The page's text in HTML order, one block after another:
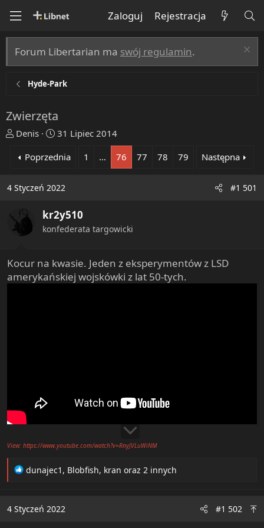
Zaloguj Rejestracja
Forum Libertarian ma swój regulamin.
Hyde-Park
Zwierzęta
T
r
a
d
t
a
e
r
Denis
R
z
o
c
ę
t
31 Lipiec 2014
Poprzednia
1 … 76 77 78 79 Następna
4 Styczeń 2022 #1 501
kr2y510
konfederata targowicki
Kocur na kwasie. Jeden z eksperymentów z LSD
amerykańskiej wojskówki z lat 50-tych.
View: https://www.youtube.com/watch?v=RnyJVLuWiNM
R
t
dunajec1 , Blobfish, kran oraz 2 innych
4 Styczeń 2022 #1 502